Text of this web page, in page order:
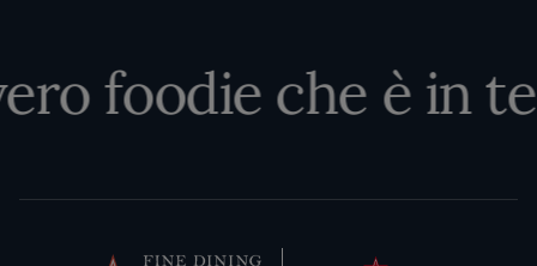
foodie che è in te